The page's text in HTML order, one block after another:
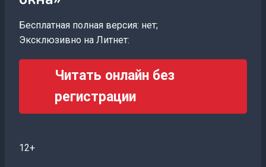
Бесплатная полная версия: нет;
Эксклюзивно на Литнет:
Читать онлайн без
регистрации
12+